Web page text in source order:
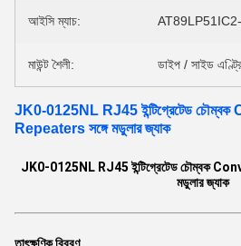
আইসি ম্যাচ:
মাউন্ট শৈলী: ডাইপ / সাইড
JK0-0125NL RJ45 ইন্টিগ্রেটেড
Repeaters সঙ্গে মডুলার জ্যাক
JK0-0125NL RJ45 ইন্টিগ্রেটেড চৌম্বক
মডুলার জ্যাক